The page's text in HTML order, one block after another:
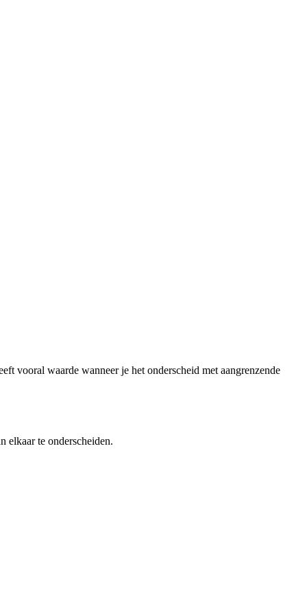
vooral waarde wanneer je het onderscheid met aangrenzende
elkaar te onderscheiden.